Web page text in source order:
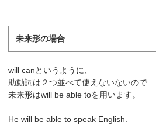
未来形の場合
will canというように、
助動詞は２つ並べて使えないないので
未来形はwill be able toを用います。
He will be able to speak English.